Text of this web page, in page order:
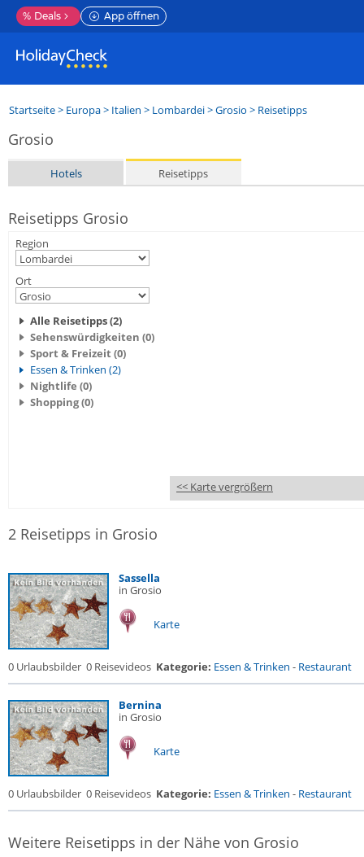
% Deals App öffnen
Startseite> Europa> Italien > Lombardei>Grosio > Reisetipps
Grosio
Hotels Reisetipps
Reisetipps Grosio
Region
Ort
Alle Reisetipps (2)
Sehenswürdigkeiten (0)
Sport & Freizeit (0)
Essen & Trinken (2)
Nightlife (0)
Shopping (0)
<< Karte vergrößern
2 Reisetipps in Grosio
Sassella
in Grosio
Karte
0 Urlaubsbilder 0 Reisevideos Kategorie: Essen & Trinken - Restaurant
Bernina
in Grosio
Karte
0 Urlaubsbilder 0 Reisevideos Kategorie: Essen & Trinken - Restaurant
Weitere Reisetipps in der Nähe von Grosio